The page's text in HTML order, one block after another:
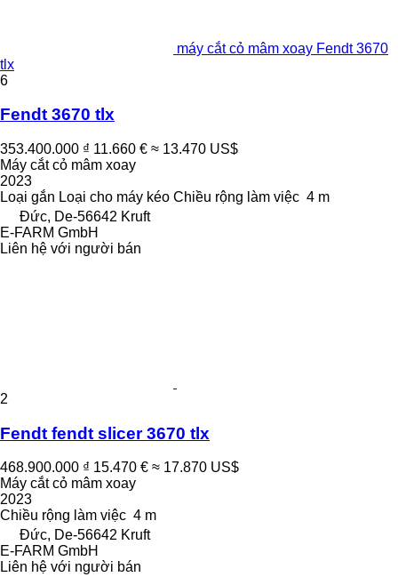
máy cắt cỏ mâm xoay Fendt 3670
tlx
6
Fendt 3670 tlx
353.400.000 ₫ 11.660 € ≈ 13.470 US$
Máy cắt cỏ mâm xoay
2023
Loại gắn Loại cho máy kéo Chiều rộng làm việc 4 m
Đức, De-56642 Kruft
E-FARM GmbH
Liên hệ với người bán
2
Fendt fendt slicer 3670 tlx
468.900.000 ₫ 15.470 € ≈ 17.870 US$
Máy cắt cỏ mâm xoay
2023
Chiều rộng làm việc 4 m
Đức, De-56642 Kruft
E-FARM GmbH
Liên hệ với người bán